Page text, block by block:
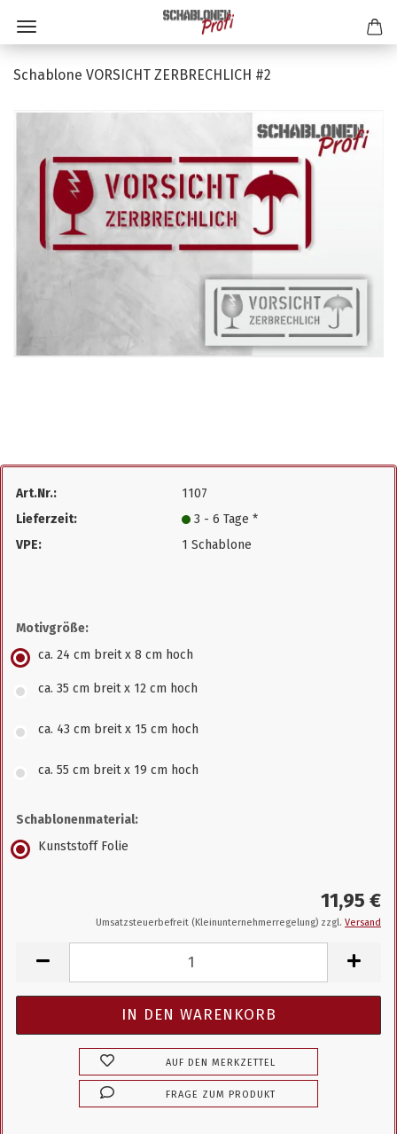
Schablone VORSICHT ZERBRECHLICH #2
Art.Nr.:
1107
Lieferzeit:
3 - 6 Tage *
VPE:
1 Schablone
Motivgröße:
ca. 24 cm breit x 8 cm hoch
ca. 35 cm breit x 12 cm hoch
ca. 43 cm breit x 15 cm hoch
ca. 55 cm breit x 19 cm hoch
Schablonenmaterial:
Kunststoff Folie
11,95 €
Umsatzsteuerbefreit (Kleinunternehmerregelung) zzgl. Versand
AUF DEN MERKZETTEL
FRAGE ZUM PRODUKT